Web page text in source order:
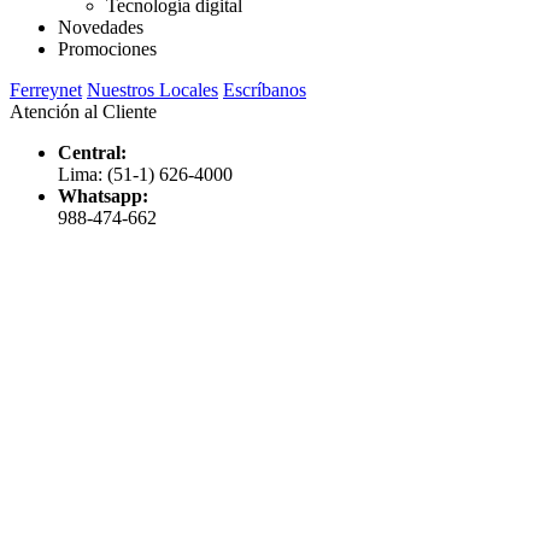
Tecnología digital
Novedades
Promociones
Ferreynet Nuestros Locales Escríbanos
Atención al Cliente
Central:
Lima: (51-1) 626-4000
Whatsapp:
988-474-662